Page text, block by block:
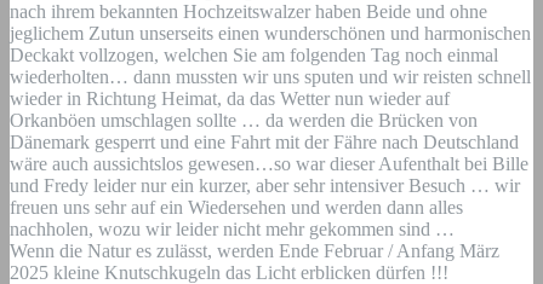
nach ihrem bekannten Hochzeitswalzer haben Beide und ohne
jeglichem Zutun unserseits einen wunderschönen und harmonischen
Deckakt vollzogen, welchen Sie am folgenden Tag noch einmal
wiederholten… dann mussten wir uns sputen und wir reisten schnell
wieder in Richtung Heimat, da das Wetter nun wieder auf
Orkanböen umschlagen sollte … da werden die Brücken von
Dänemark gesperrt und eine Fahrt mit der Fähre nach Deutschland
wäre auch aussichtslos gewesen…so war dieser Aufenthalt bei Bille
und Fredy leider nur ein kurzer, aber sehr intensiver Besuch … wir
freuen uns sehr auf ein Wiedersehen und werden dann alles
nachholen, wozu wir leider nicht mehr gekommen sind …
Wenn die Natur es zulässt, werden Ende Februar / Anfang März
2025 kleine Knutschkugeln das Licht erblicken dürfen !!!